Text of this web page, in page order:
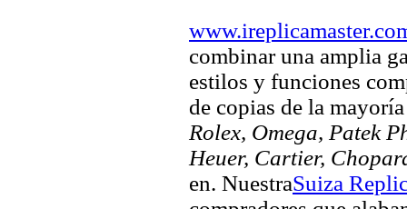
combinar una amplia
estilos y funciones
de copias de la
Rolex, Omega, Patek
Heuer, Cartier,
en. NuestraSuiza